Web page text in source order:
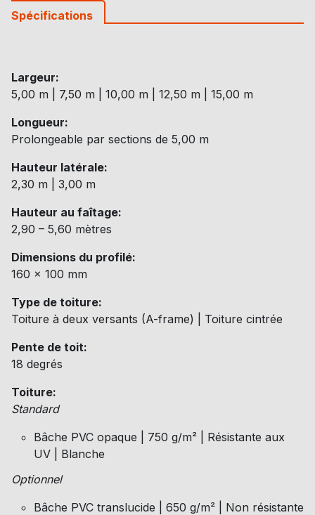
Spécifications
Largeur:
5,00 m | 7,50 m | 10,00 m | 12,50 m | 15,00 m
Longueur:
Prolongeable par sections de 5,00 m
Hauteur latérale:
2,30 m | 3,00 m
Hauteur au faîtage:
2,90 – 5,60 mètres
Dimensions du profilé:
160 x 100 mm
Type de toiture:
Toiture à deux versants (A-frame) | Toiture cintrée
Pente de toit:
18 degrés
Toiture:
Standard
Bâche PVC opaque | 750 g/m² | Résistante aux
UV | Blanche
Optionnel
Bâche PVC translucide | 650 g/m² | Non résistante